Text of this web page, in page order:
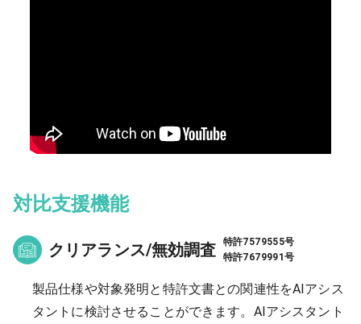
対比支援機能
クリアランス/無効調査
特許7579555号
特許7679991号
製品仕様や対象発明と特許文書との関連性をAIアシス
タントに検討させることができます。AIアシスタント